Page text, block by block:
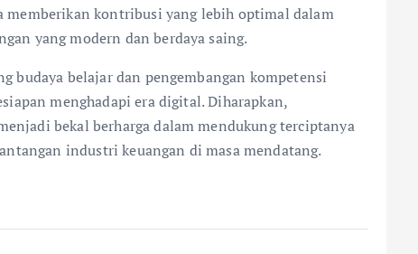
memberikan kontribusi yang lebih optimal dalam
yang modern dan berdaya saing.
budaya belajar dan pengembangan kompetensi
menghadapi era digital. Diharapkan,
bekal berharga dalam mendukung terciptanya
industri keuangan di masa mendatang.